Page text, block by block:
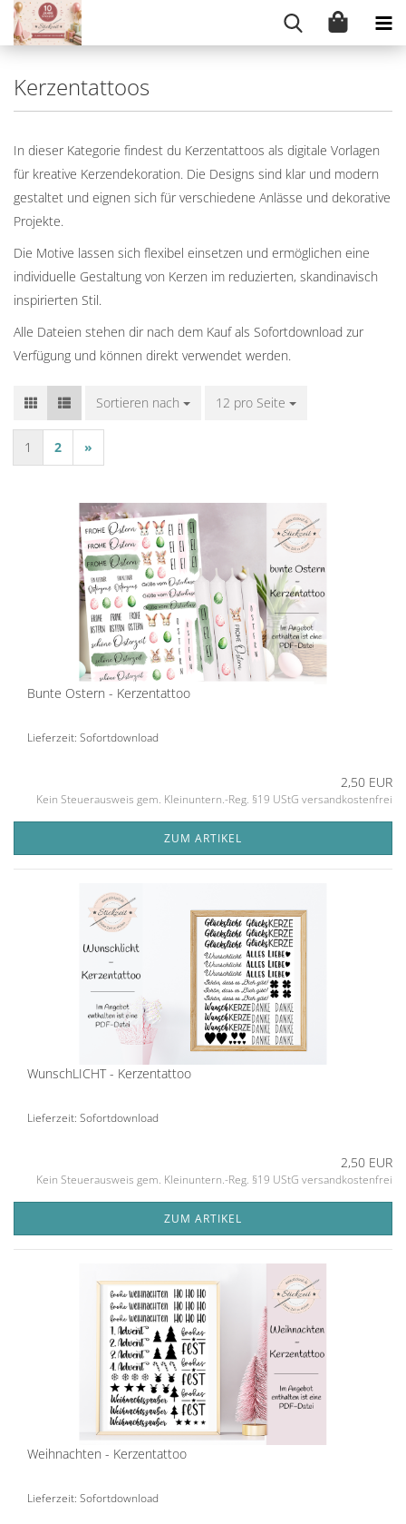
Kerzentattoos
In dieser Kategorie findest du Kerzentattoos als digitale Vorlagen
für kreative Kerzendekoration. Die Designs sind klar und modern
gestaltet und eignen sich für verschiedene Anlässe und dekorative
Projekte.
Die Motive lassen sich flexibel einsetzen und ermöglichen eine
individuelle Gestaltung von Kerzen im reduzierten, skandinavisch
inspirierten Stil.
Alle Dateien stehen dir nach dem Kauf als Sofortdownload zur
Verfügung und können direkt verwendet werden.
Sortieren nach
Sortieren nach 12 pro Seite
pro Seite
1 2 »
Bunte Ostern - Kerzentattoo
Lieferzeit: Sofortdownload
2,50 EUR
Kein Steuerausweis gem. Kleinuntern.-Reg. §19 UStG versandkostenfrei
ZUM ARTIKEL
WunschLICHT - Kerzentattoo
Lieferzeit: Sofortdownload
2,50 EUR
Kein Steuerausweis gem. Kleinuntern.-Reg. §19 UStG versandkostenfrei
ZUM ARTIKEL
Weihnachten - Kerzentattoo
Lieferzeit: Sofortdownload